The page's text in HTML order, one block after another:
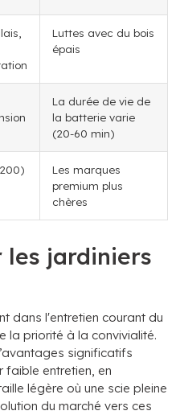
Luttes avec du bois
épais
La durée de vie de
la batterie varie
(20-60 min)
Les marques
premium plus
chères
les jardiniers
dans l'entretien courant du
la priorité à la convivialité.
significatifs
faible entretien, en
légère où une scie pleine
du marché vers ces